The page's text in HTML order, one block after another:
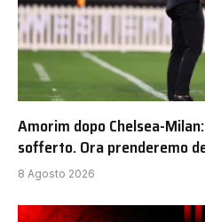
Amorim dopo Chelsea-
sofferto. Ora prenderemo
8 Agosto 2026